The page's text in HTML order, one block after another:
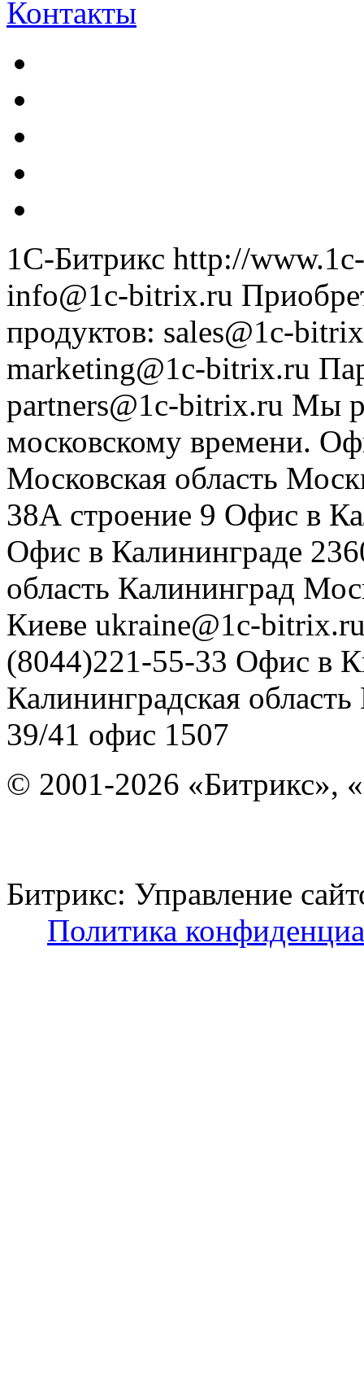
Контакты
1С-Битрикс http://
info@1c-bitrix.ru
продуктов: sales@1c-
marketing@1c-bitrix.ru
partners@1c-bitrix.ru Мы
московскому времени.
Московская область
38А строение 9 Офис в
Офис в Калининграде
область Калининград
Киеве ukraine@1c-
(8044)221-55-33 Офис в
Калининградская область
39/41 офис 1507
© 2001-2026 «Битрикс»,
Битрикс: Управление
Политика